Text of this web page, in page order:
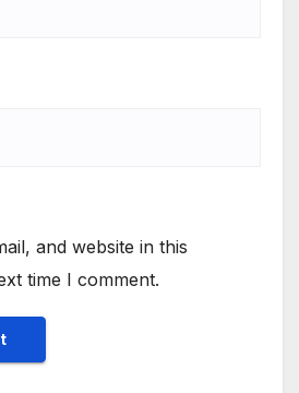
and website in this
time I comment.